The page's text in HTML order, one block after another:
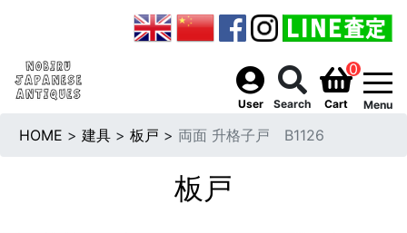
User Search
0
Cart Menu
HOME > 建具 > 板戸 > 両面 升格子戸 B1126
板戸